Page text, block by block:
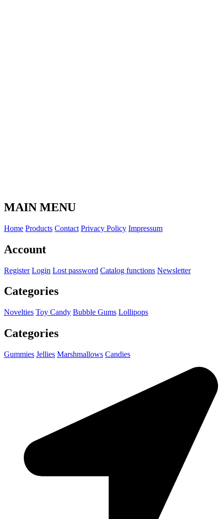
MAIN MENU
Home Products Contact Privacy Policy Impressum
Account
Register Login Lost password Catalog functions Newsletter
Categories
Novelties Toy Candy Bubble Gums Lollipops
Categories
Gummies Jellies Marshmallows Candies